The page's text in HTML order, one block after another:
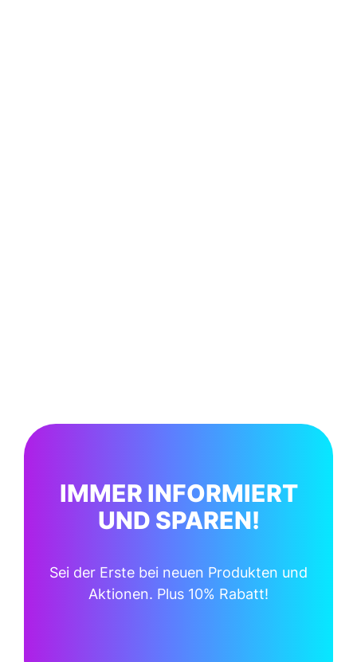
IMMER INFORMIERT
UND SPAREN!
Sei der Erste bei neuen Produkten und
Aktionen. Plus 10% Rabatt!